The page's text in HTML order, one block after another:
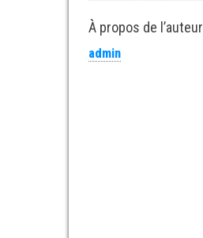
À propos de l’auteur
admin